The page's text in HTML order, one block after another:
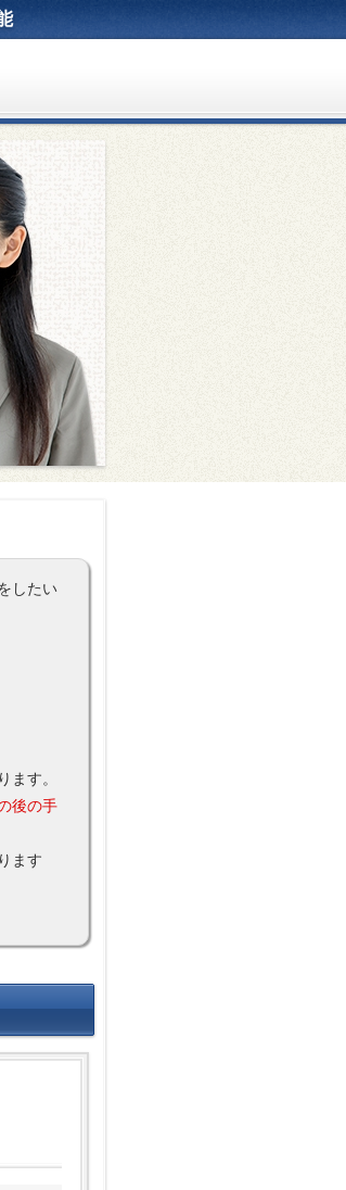
したい
ます。
後の手
ます